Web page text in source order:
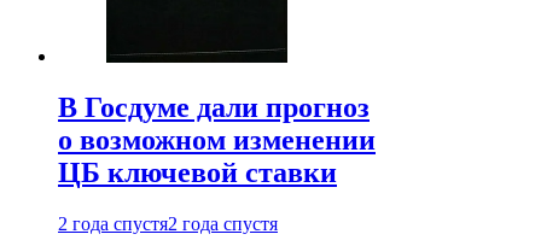
В Госдуме дали прогноз
о возможном изменении
ЦБ ключевой ставки
2 года спустя2 года спустя